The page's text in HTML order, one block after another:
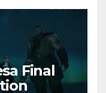
Final